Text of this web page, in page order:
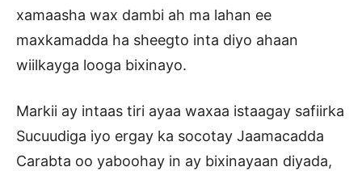
xamaasha wax dambi ah ma lahan ee
maxkamadda ha sheegto inta diyo ahaan
wiilkayga looga bixinayo.
Markii ay intaas tiri ayaa waxaa istaagay safiirka
Sucuudiga iyo ergay ka socotay Jaamacadda
Carabta oo yaboohay in ay bixinayaan diyada,